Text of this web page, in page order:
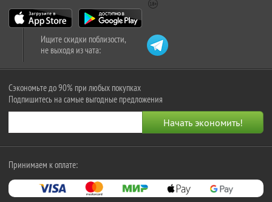
Ищите скидки поблизости,
не выходя из чата:
Сэкономьте до 90% при любых покупках
Подпишитесь на самые выгодные предложения
Принимаем к оплате: